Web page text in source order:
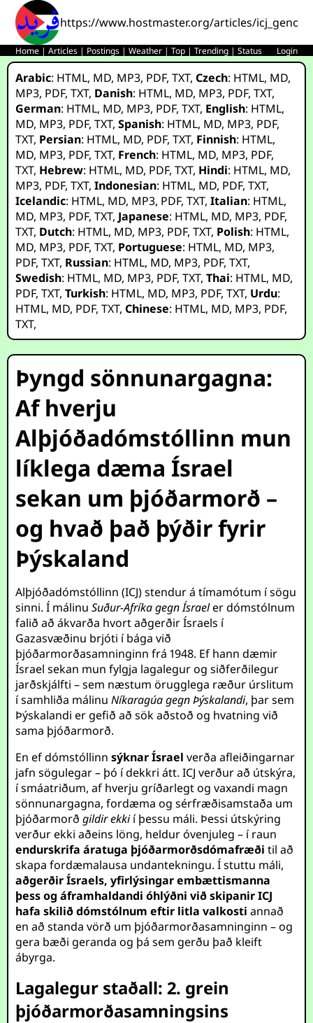
https://www.hostmaster.org/articles/
Home |Articles | Postings |Weather |Top |Trending |Status Login
Arabic: HTML, MD, MP3, PDF,TXT,Czech: HTML, MD,
MP3, PDF,TXT, Danish: HTML, MD, MP3, PDF,TXT,
German: HTML, MD, MP3, PDF,TXT, English: HTML,
MD, MP3, PDF,TXT,Spanish: HTML, MD, MP3, PDF,
TXT, Persian: HTML, MD, PDF,TXT, Finnish: HTML,
MD, MP3, PDF,TXT, French: HTML, MD, MP3, PDF,
TXT, Hebrew: HTML, MD, PDF,TXT, Hindi: HTML, MD,
MP3, PDF,TXT,Indonesian: HTML, MD, PDF,TXT,
Icelandic: HTML, MD, MP3, PDF,TXT,Italian: HTML,
MD, MP3, PDF,TXT, Japanese: HTML, MD, MP3, PDF,
TXT, Dutch: HTML, MD, MP3, PDF,TXT, Polish: HTML,
MD, MP3, PDF,TXT, Portuguese: HTML, MD, MP3,
PDF,TXT, Russian: HTML, MD, MP3, PDF,TXT,
Swedish: HTML, MD, MP3, PDF,TXT,Thai: HTML, MD,
PDF,TXT,Turkish: HTML, MD, MP3, PDF,TXT, Urdu:
HTML, MD, PDF,TXT,Chinese: HTML, MD, MP3, PDF,
TXT,
Þyngd sönnunargagna:
Af hverju
Alþjóðadómstóllinn mun
líklega dæma Ísrael
sekan um þjóðarmorð –
og hvað það þýðir fyrir
Þýskaland
Alþjóðadómstóllinn (ICJ) stendur á tímamótum í sögu
sinni. Í málinuSuður-Afríka gegn Ísraeler dómstólnum
falið að ákvarða hvort aðgerðir Ísraels í
Gazasvæðinu brjóti í bága við
þjóðarmorðasamninginn frá 1948. Ef hann dæmir
Ísrael sekan mun fylgja lagalegur og siðferðilegur
jarðskjálfti – sem næstum örugglega ræður úrslitum
í samhliða málinuNíkaragúa gegn Þýskalandi, þar sem
Þýskalandi er gefið að sök aðstoð og hvatning við
sama þjóðarmorð.
En ef dómstóllinnsýknar Ísrael verða afleiðingarnar
jafn sögulegar – þó í dekkri átt. ICJ verður að útskýra,
í smáatriðum, af hverju gríðarlegt og vaxandi magn
sönnunargagna, fordæma og sérfræðisamstaða um
þjóðarmorðgildir ekkií þessu máli. Þessi útskýring
verður ekki aðeins löng, heldur óvenjuleg – í raun
endurskrifa áratuga þjóðarmorðsdómafræði til að
skapa fordæmalausa undantekningu. Í stuttu máli,
aðgerðir Ísraels, yfirlýsingar embættismanna
þess og áframhaldandi óhlýðni við skipanir ICJ
hafa skilið dómstólnum eftir litla valkosti annað
en að standa vörð um þjóðarmorðasamninginn – og
gera bæði geranda og þá sem gerðu það kleift
ábyrga.
Lagalegur staðall: 2. grein
þjóðarmorðasamningsins